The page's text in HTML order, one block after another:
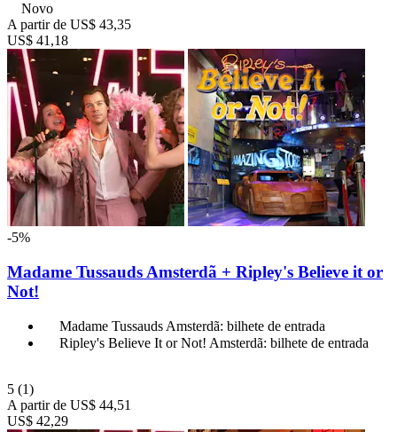
Novo
A partir de US$ 43,35
US$ 41,18
-5%
Madame Tussauds Amsterdã + Ripley's Believe it or
Not!
Madame Tussauds Amsterdã: bilhete de entrada
Ripley's Believe It or Not! Amsterdã: bilhete de entrada
5 (1)
A partir de US$ 44,51
US$ 42,29